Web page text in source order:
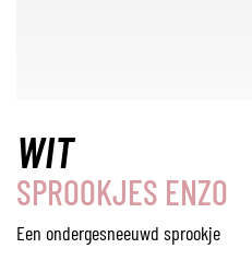
WIT
SPROOKJES ENZO
Een ondergesneeuwd sprookje